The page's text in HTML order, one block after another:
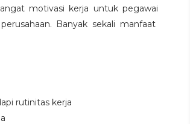
motivasi kerja untuk pegawai
Banyak sekali manfaat
rutinitas kerja